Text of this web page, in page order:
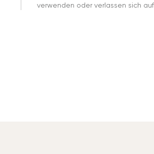
verwenden oder verlassen sich